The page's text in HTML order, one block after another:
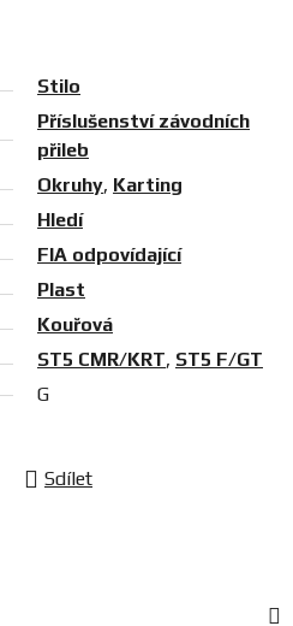
Stilo
Příslušenství závodních
přileb
Okruhy, Karting
Hledí
FIA odpovídající
Plast
Kouřová
ST5 CMR/KRT, ST5 F/GT
G
Sdílet